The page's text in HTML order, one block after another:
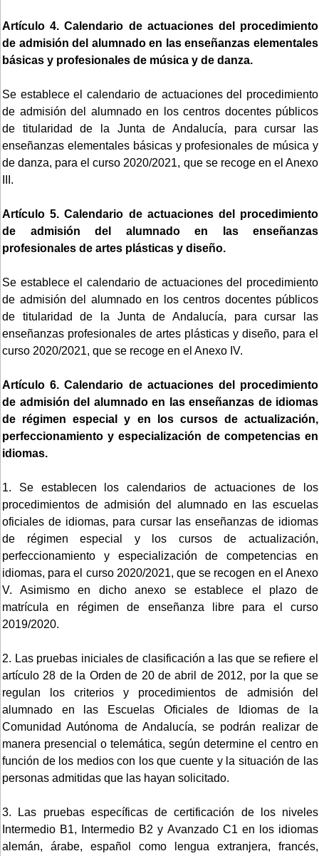
Artículo 4. Calendario de actuaciones del procedimiento
de admisión del alumnado en las enseñanzas elementales
básicas y profesionales de música y de danza.
Se establece el calendario de actuaciones del procedimiento
de admisión del alumnado en los centros docentes públicos
de titularidad de la Junta de Andalucía, para cursar las
enseñanzas elementales básicas y profesionales de música y
de danza, para el curso 2020/2021, que se recoge en el Anexo
III.
Artículo 5. Calendario de actuaciones del procedimiento
de admisión del alumnado en las enseñanzas
profesionales de artes plásticas y diseño.
Se establece el calendario de actuaciones del procedimiento
de admisión del alumnado en los centros docentes públicos
de titularidad de la Junta de Andalucía, para cursar las
enseñanzas profesionales de artes plásticas y diseño, para el
curso 2020/2021, que se recoge en el Anexo IV.
Artículo 6. Calendario de actuaciones del procedimiento
de admisión del alumnado en las enseñanzas de idiomas
de régimen especial y en los cursos de actualización,
perfeccionamiento y especialización de competencias en
idiomas.
1. Se establecen los calendarios de actuaciones de los
procedimientos de admisión del alumnado en las escuelas
oficiales de idiomas, para cursar las enseñanzas de idiomas
de régimen especial y los cursos de actualización,
perfeccionamiento y especialización de competencias en
idiomas, para el curso 2020/2021, que se recogen en el Anexo
V. Asimismo en dicho anexo se establece el plazo de
matrícula en régimen de enseñanza libre para el curso
2019/2020.
2. Las pruebas iniciales de clasificación a las que se refiere el
artículo 28 de la Orden de 20 de abril de 2012, por la que se
regulan los criterios y procedimientos de admisión del
alumnado en las Escuelas Oficiales de Idiomas de la
Comunidad Autónoma de Andalucía, se podrán realizar de
manera presencial o telemática, según determine el centro en
función de los medios con los que cuente y la situación de las
personas admitidas que las hayan solicitado.
3. Las pruebas específicas de certificación de los niveles
Intermedio B1, Intermedio B2 y Avanzado C1 en los idiomas
alemán, árabe, español como lengua extranjera, francés,